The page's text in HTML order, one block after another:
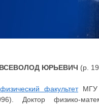
ЮРЬЕВИЧ (р.
физический факультетМГУ
Доктор физико-